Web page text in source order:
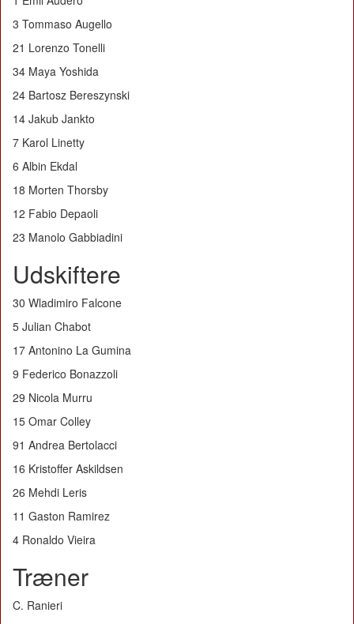
3 Tommaso Augello
21 Lorenzo Tonelli
34 Maya Yoshida
24 Bartosz Bereszynski
14 Jakub Jankto
7 Karol Linetty
6 Albin Ekdal
18 Morten Thorsby
12 Fabio Depaoli
23 Manolo Gabbiadini
Udskiftere
30 Wladimiro Falcone
5 Julian Chabot
17 Antonino La Gumina
9 Federico Bonazzoli
29 Nicola Murru
15 Omar Colley
91 Andrea Bertolacci
16 Kristoffer Askildsen
26 Mehdi Leris
11 Gaston Ramirez
4 Ronaldo Vieira
Træner
C. Ranieri